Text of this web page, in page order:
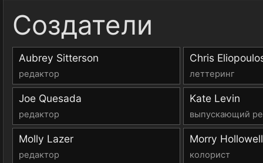
Создатели
Aubrey Sitterson
редактор
Chris
леттеринг
Joe Quesada
редактор
Kate Levin
выпускающий
Molly Lazer
редактор
Morry Hollowell
колорист